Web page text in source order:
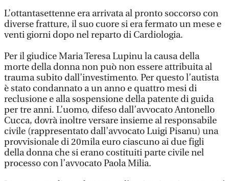
L’ottantasettenne era arrivata al pronto soccorso con
diverse fratture, il suo cuore si era fermato un mese e
venti giorni dopo nel reparto di Cardiologia.
Per il giudice Maria Teresa Lupinu la causa della
morte della donna non può non essere attribuita al
trauma subito dall’investimento. Per questo l’autista
è stato condannato a un anno e quattro mesi di
reclusione e alla sospensione della patente di guida
per tre anni. L’uomo, difeso dall’avvocato Antonello
Cucca, dovrà inoltre versare insieme al responsabile
civile (rappresentato dall’avvocato Luigi Pisanu) una
provvisionale di 20mila euro ciascuno ai due figli
della donna che si erano costituiti parte civile nel
processo con l’avvocato Paola Milia.